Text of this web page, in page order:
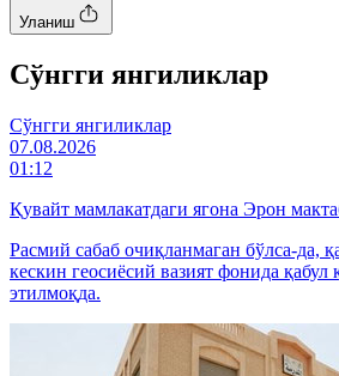
Уланиш
Cўнгги янгиликлар
Cўнгги янгиликлар
07.08.2026
01:12
Қувайт мамлакатдаги ягона Эрон
Расмий сабаб очиқланмаган бўлса-да,
кескин геосиёсий вазият фонида
этилмоқда.